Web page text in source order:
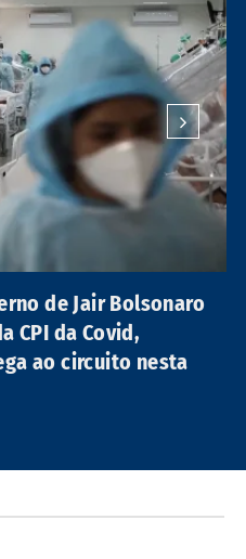
de Jair Bolsonaro
CPI da Covid,
ao circuito nesta